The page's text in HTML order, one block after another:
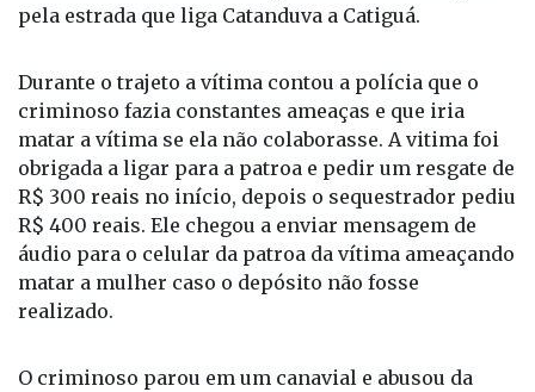
pela estrada que liga Catanduva a Catiguá.
Durante o trajeto a vítima contou a polícia que o
criminoso fazia constantes ameaças e que iria
matar a vítima se ela não colaborasse. A vitima foi
obrigada a ligar para a patroa e pedir um resgate de
R$ 300 reais no início, depois o sequestrador pediu
R$ 400 reais. Ele chegou a enviar mensagem de
áudio para o celular da patroa da vítima ameaçando
matar a mulher caso o depósito não fosse
realizado.
O criminoso parou em um canavial e abusou da